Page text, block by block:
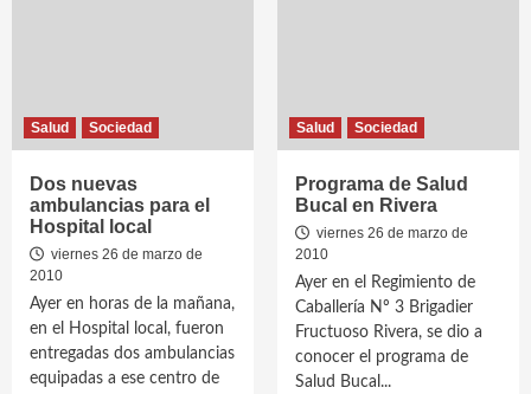
Salud Sociedad
Dos nuevas
ambulancias para el
Hospital local
viernes 26 de marzo de
2010
Ayer en horas de la mañana,
en el Hospital local, fueron
entregadas dos ambulancias
equipadas a ese centro de
Salud Sociedad
Programa de Salud
Bucal en Rivera
viernes 26 de marzo de
2010
Ayer en el Regimiento de
Caballería Nº 3 Brigadier
Fructuoso Rivera, se dio a
conocer el programa de
Salud Bucal...